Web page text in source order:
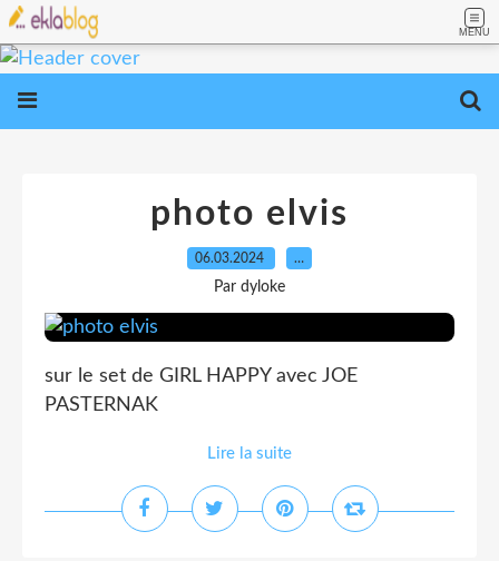
MENU
photo elvis
06.03.2024 …
Par dyloke
sur le set de GIRL HAPPY avec JOE
PASTERNAK
Lire la suite